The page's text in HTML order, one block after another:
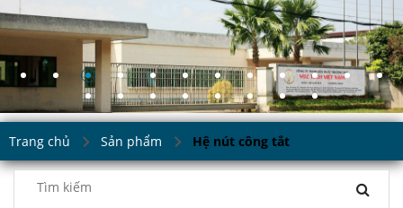
Trang chủ Sản phẩm Hệ nút công tắt